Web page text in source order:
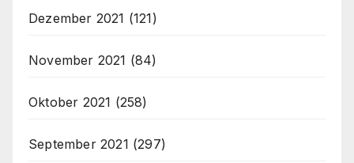
Dezember 2021 (121)
November 2021 (84)
Oktober 2021 (258)
September 2021 (297)